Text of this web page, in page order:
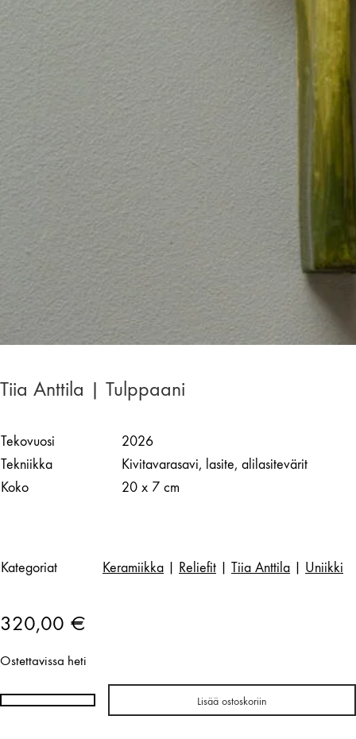
Tiia Anttila | Tulppaani
Tekovuosi
2026
Tekniikka
Kivitavarasavi, lasite, alilasitevärit
Koko
20 x 7 cm
Kategoriat Keramiikka Reliefit Tiia Anttila Uniikki
320,00 €
Ostettavissa heti
Tiia
Lisää ostoskoriin